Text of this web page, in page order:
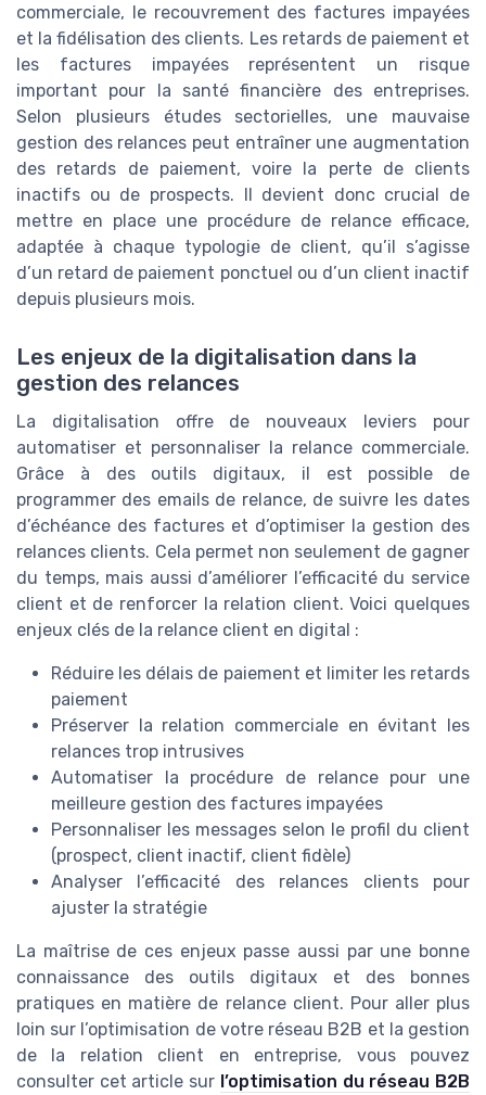
commerciale, le recouvrement des factures impayées
et la fidélisation des clients. Les retards de paiement et
les factures impayées représentent un risque
important pour la santé financière des entreprises.
Selon plusieurs études sectorielles, une mauvaise
gestion des relances peut entraîner une augmentation
des retards de paiement, voire la perte de clients
inactifs ou de prospects. Il devient donc crucial de
mettre en place une procédure de relance efficace,
adaptée à chaque typologie de client, qu’il s’agisse
d’un retard de paiement ponctuel ou d’un client inactif
depuis plusieurs mois.
Les enjeux de la digitalisation dans la
gestion des relances
La digitalisation offre de nouveaux leviers pour
automatiser et personnaliser la relance commerciale.
Grâce à des outils digitaux, il est possible de
programmer des emails de relance, de suivre les dates
d’échéance des factures et d’optimiser la gestion des
relances clients. Cela permet non seulement de gagner
du temps, mais aussi d’améliorer l’efficacité du service
client et de renforcer la relation client. Voici quelques
enjeux clés de la relance client en digital :
Réduire les délais de paiement et limiter les retards
paiement
Préserver la relation commerciale en évitant les
relances trop intrusives
Automatiser la procédure de relance pour une
meilleure gestion des factures impayées
Personnaliser les messages selon le profil du client
(prospect, client inactif, client fidèle)
Analyser l’efficacité des relances clients pour
ajuster la stratégie
La maîtrise de ces enjeux passe aussi par une bonne
connaissance des outils digitaux et des bonnes
pratiques en matière de relance client. Pour aller plus
loin sur l’optimisation de votre réseau B2B et la gestion
de la relation client en entreprise, vous pouvez
consulter cet article sur l’optimisation du réseau B2B